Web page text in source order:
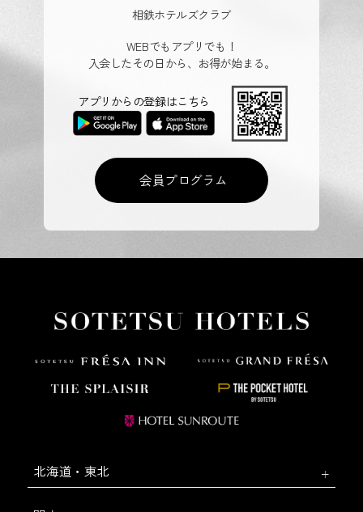
相鉄ホテルズクラブ
WEBでもアプリでも！
入会したその日から、お得が始まる。
会員プログラム
アプリからの登録はこちら
北海道・東北